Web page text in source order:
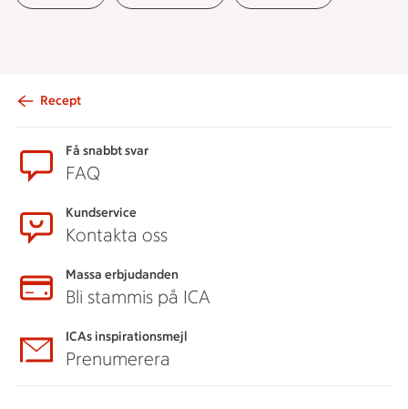
Recept
Få snabbt svar
FAQ
Kundservice
Kontakta oss
Massa erbjudanden
Bli stammis på ICA
ICAs inspirationsmejl
Prenumerera